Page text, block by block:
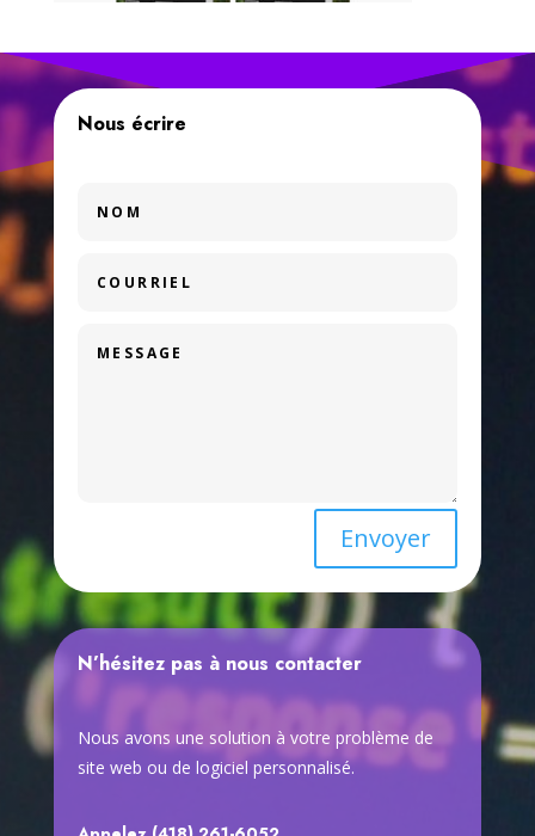
Nous écrire
Envoyer
N’hésitez pas à nous contacter
Nous avons une solution à votre problème de
site web ou de logiciel personnalisé.